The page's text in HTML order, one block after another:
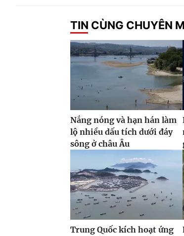
TIN CÙNG CHUYÊN
Nắng nóng và hạn hán làm
lộ nhiều dấu tích dưới đáy
sông ở châu Âu
Trung Quốc kích hoạt ứng